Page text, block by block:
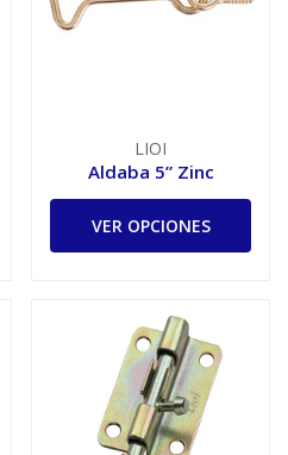
LIOI
Aldaba 5” Zinc
VER OPCIONES